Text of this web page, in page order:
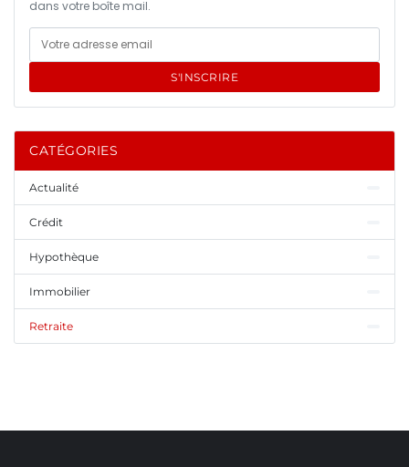
dans votre boîte mail.
S'INSCRIRE
CATÉGORIES
Actualité
Crédit
Hypothèque
Immobilier
Retraite